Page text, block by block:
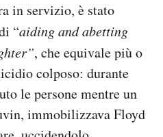
in servizio, è stato
“aiding and abetting
, che equivale più o
colposo: durante
le persone mentre un
immobilizzava Floyd